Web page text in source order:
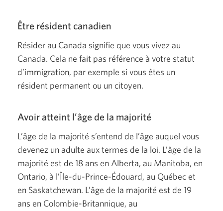
Être résident canadien
Résider au Canada signifie que vous vivez au
Canada. Cela ne fait pas référence à votre statut
d’immigration, par exemple si vous êtes un
résident permanent ou un citoyen.
Avoir atteint l’âge de la majorité
L’âge de la majorité s’entend de l’âge auquel vous
devenez un adulte aux termes de la loi. L’âge de la
majorité est de 18 ans en Alberta, au Manitoba, en
Ontario, à l’Île-du-Prince-Édouard, au Québec et
en Saskatchewan. L’âge de la majorité est de 19
ans en Colombie-Britannique, au